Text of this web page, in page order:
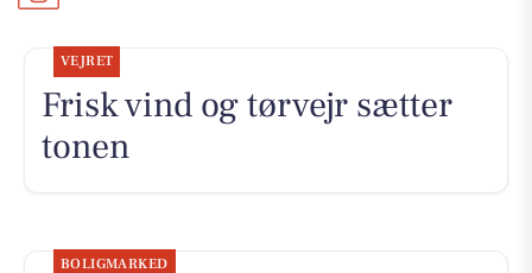
VEJRET
Frisk vind og tørvejr sætter
tonen
BOLIGMARKED